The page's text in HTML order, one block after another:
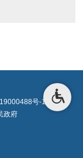
工作方案》解
号-1
政府